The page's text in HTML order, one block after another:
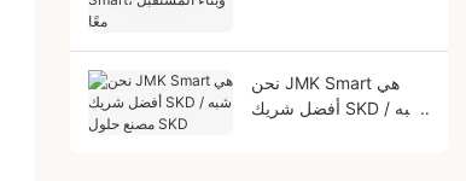
نحن JMK Smart هي
أفضل شريك SKD / شبه